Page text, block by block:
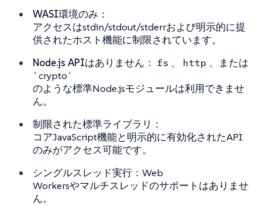
WASI環境のみ ：
アクセスはstdin/stdout/stderrおよび明示的に提
供されたホスト機能に制限されています。
Node.js APIはありません ： fs 、 http 、または
`crypto`
のような標準Node.jsモジュールは利用できませ
ん。
制限された標準ライブラリ ：
コアJavaScript機能と明示的に有効化されたAPI
のみがアクセス可能です。
シングルスレッド実行 ：Web
Workersやマルチスレッドのサポートはありませ
ん。